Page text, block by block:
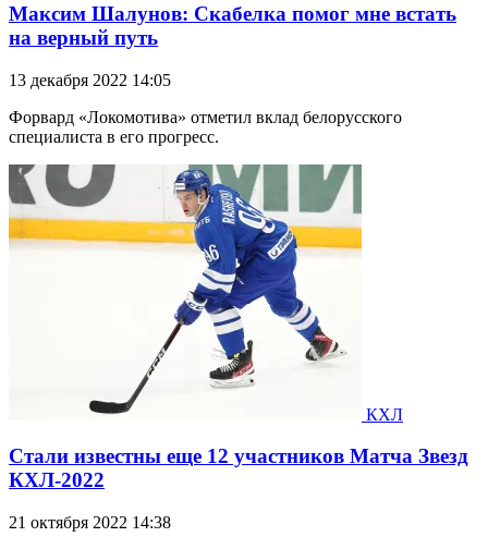
Максим Шалунов: Скабелка помог мне встать
на верный путь
13 декабря 2022 14:05
Форвард «Локомотива» отметил вклад белорусского
специалиста в его прогресс.
КХЛ
Стали известны еще 12 участников Матча Звезд
КХЛ-2022
21 октября 2022 14:38